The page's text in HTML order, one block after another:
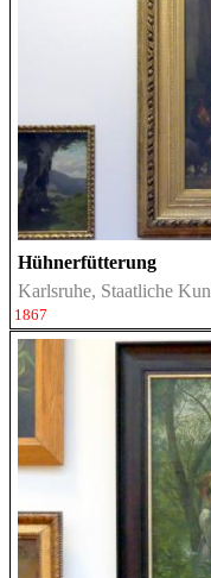
Hühnerfütterung
Karlsruhe, Staatliche
1867